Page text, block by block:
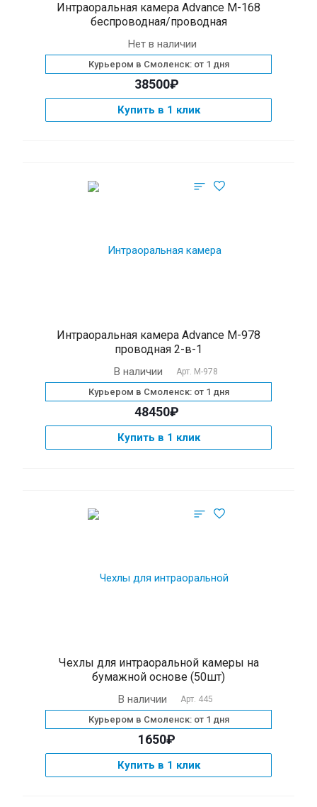
Интраоральная камера Advance М-168
беспроводная/проводная
Нет в наличии
Курьером в Смоленск: от 1 дня
38500₽
Купить в 1 клик
Интраоральная камера Advance M-978
проводная 2-в-1
В наличии Арт. M-978
Курьером в Смоленск: от 1 дня
48450₽
Купить в 1 клик
Чехлы для интраоральной камеры на
бумажной основе (50шт)
В наличии Арт. 445
Курьером в Смоленск: от 1 дня
1650₽
Купить в 1 клик